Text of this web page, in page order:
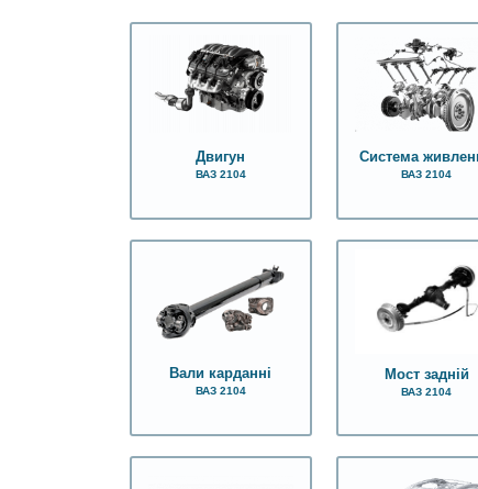
Двигун
ВАЗ 2104
Система
ВАЗ 2104
Вали карданні
ВАЗ 2104
Мост задній
ВАЗ 2104